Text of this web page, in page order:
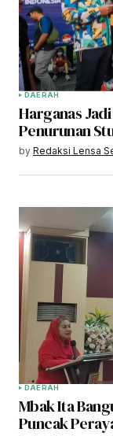
DAERAH
Harganas
Penurunan
by Redaksi Lensa
DAERAH
Mbak Ita
Puncak